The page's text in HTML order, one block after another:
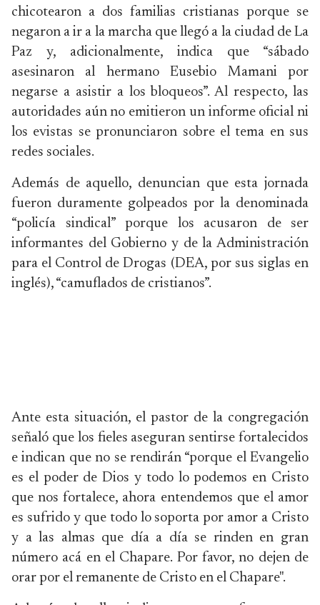
chicotearon a dos familias cristianas porque se
negaron a ir a la marcha que llegó a la ciudad de La
Paz y, adicionalmente, indica que “sábado
asesinaron al hermano Eusebio Mamani por
negarse a asistir a los bloqueos”. Al respecto, las
autoridades aún no emitieron un informe oficial ni
los evistas se pronunciaron sobre el tema en sus
redes sociales.
Además de aquello, denuncian que esta jornada
fueron duramente golpeados por la denominada
“policía sindical” porque los acusaron de ser
informantes del Gobierno y de la Administración
para el Control de Drogas (DEA, por sus siglas en
inglés), “camuflados de cristianos”.
Ante esta situación, el pastor de la congregación
señaló que los fieles aseguran sentirse fortalecidos
e indican que no se rendirán “porque el Evangelio
es el poder de Dios y todo lo podemos en Cristo
que nos fortalece, ahora entendemos que el amor
es sufrido y que todo lo soporta por amor a Cristo
y a las almas que día a día se rinden en gran
número acá en el Chapare. Por favor, no dejen de
orar por el remanente de Cristo en el Chapare".